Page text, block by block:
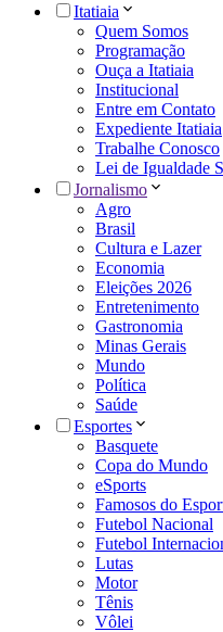
Itatiaia
Quem Somos
Programação
Ouça a Itatiaia
Institucional
Entre em Contato
Expediente Itatiaia
Trabalhe Conosco
Lei de Igualdade
Jornalismo
Agro
Brasil
Cultura e Lazer
Economia
Eleições 2026
Entretenimento
Gastronomia
Minas Gerais
Mundo
Política
Saúde
Esportes
Basquete
Copa do Mundo
eSports
Famosos do
Futebol Nacional
Futebol
Lutas
Motor
Tênis
Vôlei